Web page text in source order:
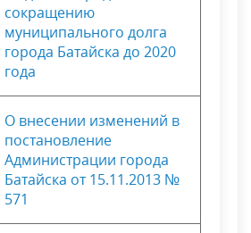
сокращению
муниципального долга
города Батайска до 2020
года
О внесении изменений в
постановление
Администрации города
Батайска от 15.11.2013 №
571